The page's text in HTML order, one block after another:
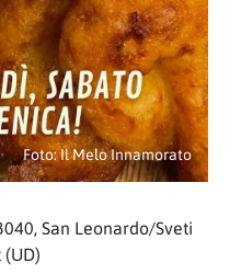
Foto: Il Melo Innamorato
San Leonardo/Sveti